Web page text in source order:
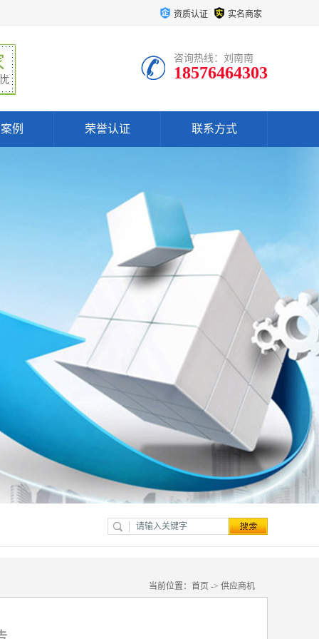
资质认证 实名商家
咨询热线：刘南南
18576464303
例 荣誉认证 联系方式
当前位置： 首页 -> 供应商机